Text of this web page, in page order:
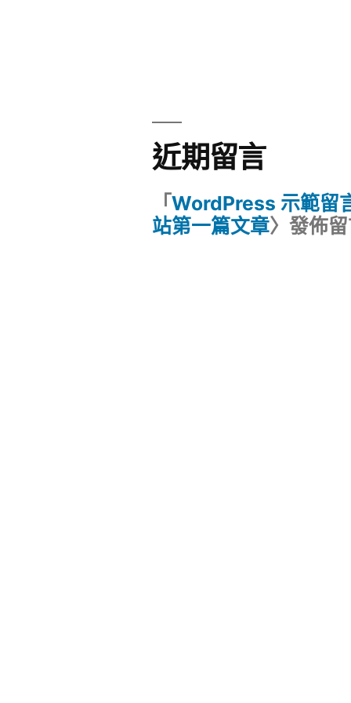
近期留言
「WordPress 示範留
站第一篇文章〉發佈